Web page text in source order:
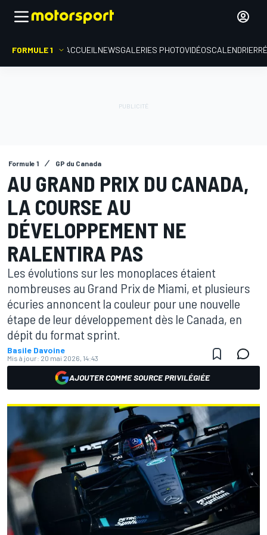
FORMULE 1 ACCUEIL NEWSGALERIES PHOTOVIDÉOSCALENDRIER
Formule 1 GP du Canada
AU GRAND PRIX DU CANADA,
LA COURSE AU
DÉVELOPPEMENT NE
RALENTIRA PAS
Les évolutions sur les monoplaces étaient
nombreuses au Grand Prix de Miami, et plusieurs
écuries annoncent la couleur pour une nouvelle
étape de leur développement dès le Canada, en
dépit du format sprint.
Basile Davoine
Mis à jour: 20 mai 2026, 14:43
AJOUTER COMME SOURCE PRIVILÉGIÉE